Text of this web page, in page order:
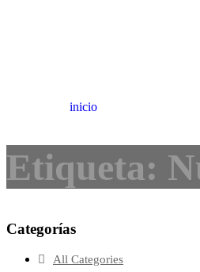
inicio
Etiqueta:
Categorías
All Categories